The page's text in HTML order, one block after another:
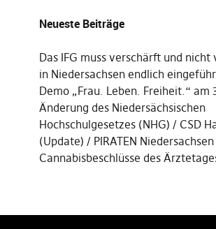
Neueste Beiträge
Das IFG muss verschärft und nicht
in Niedersachsen endlich
Demo „Frau. Leben. Freiheit.“ am
Änderung des Niedersächsischen
Hochschulgesetzes (NHG)
CSD
(Update)
PIRATEN
Cannabisbeschlüsse des